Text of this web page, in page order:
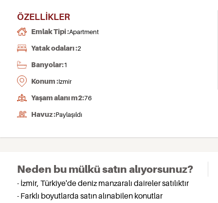
ÖZELLIKLER
Emlak Tipi :Apartment
Yatak odaları :2
Banyolar:1
Konum :Izmir
Yaşam alanı m2:76
Havuz :Paylaşıldı
Neden bu mülkü satın alıyorsunuz?
- İzmir, Türkiye'de deniz manzaralı daireler satılıktır
- Farklı boyutlarda satın alınabilen konutlar